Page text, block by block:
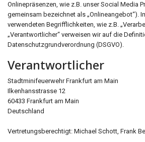
Onlinepräsenzen, wie z.B. unser Social Media
gemeinsam bezeichnet als „Onlineangebot“).
verwendeten Begrifflichkeiten, wie z.B.
„Verantwortlicher“ verweisen wir auf die
Datenschutzgrundverordnung (DSGVO).
Verantwortlicher
Stadtminifeuerwehr Frankfurt am Main
Ilkenhansstrasse 12
60433 Frankfurt am Main
Deutschland
Vertretungsberechtigt: Michael Schott, Frank